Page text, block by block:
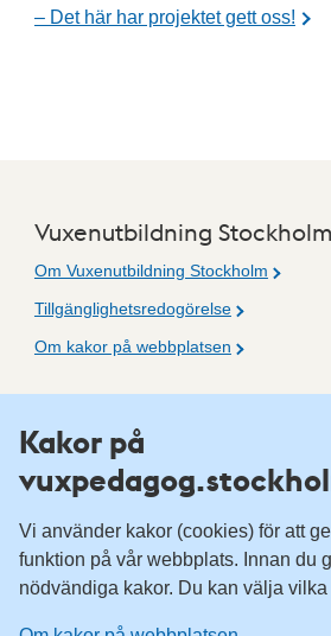
– Det här har projektet gett oss!
Vuxenutbildning Stockholm
Om Vuxenutbildning Stockholm
Tillgänglighetsredogörelse
Om kakor på webbplatsen
Fler resurser
Vuxenutbildning Stockholm
Information för leverantörsskolor
Kakor på
Vi använder kakor (cookies) för att
funktion på vår webbplats. Innan du
nödvändiga kakor. Du kan välja